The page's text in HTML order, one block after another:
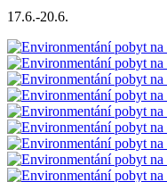
17.6.-20.6.